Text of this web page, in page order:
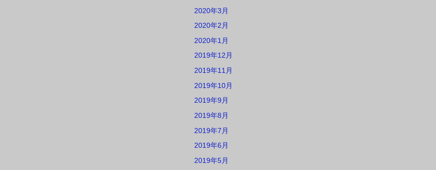
2020年3月
2020年2月
2020年1月
2019年12月
2019年11月
2019年10月
2019年9月
2019年8月
2019年7月
2019年6月
2019年5月